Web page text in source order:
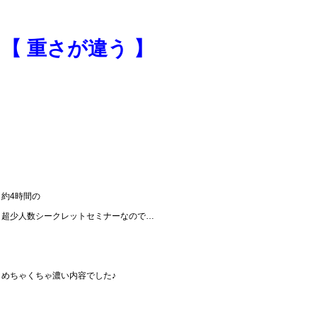
【 重さが違う 】
約4時間の
超少人数シークレットセミナーなので…
めちゃくちゃ濃い内容でした♪